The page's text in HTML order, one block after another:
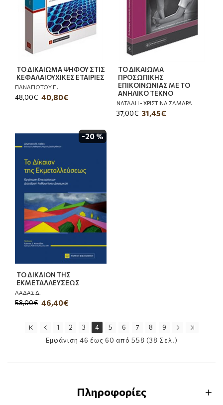
ΤΟ ΔΙΚΑΙΩΜΑ ΨΗΦΟΥ ΣΤΙΣ
ΚΕΦΑΛΑΙΟΥΧΙΚΕΣ ΕΤΑΙΡΙΕΣ
ΠΑΝΑΓΙΩΤΟΥ Π.
40,80€
48,00€
ΤΟ ΔΙΚΑΙΩΜΑ
ΠΡΟΣΩΠΙΚΗΣ
ΕΠΙΚΟΙΝΩΝΙΑΣ ΜΕ ΤΟ
ΑΝΗΛΙΚΟ ΤΕΚΝΟ
ΝΑΤΑΛH - ΧΡΙΣΤΙΝΑ ΣΑΜΑΡΑ
31,45€
37,00€
-20 %
ΤΟ ΔΙΚΑΙΟΝ ΤΗΣ
ΕΚΜΕΤΑΛΛΕΥΣΕΩΣ
ΛΑΔΑΣ Δ.
46,40€
58,00€
1 2 3 4 5 6 7 8
9
Εμφάνιση 46 έως 60 από 558 (38 Σελ.)
Πληροφορίες